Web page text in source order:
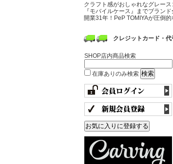
クラフト感がおしゃれなグレー
『モバイルケース』までブラン
開業31年！PeP TOMIYAが圧倒
クレジットカード・代
SHOP店内商品検索
在庫ありのみ検索